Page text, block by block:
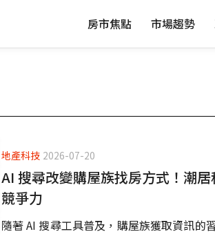
房市焦點 市場趨勢
地產科技 2026-07-20
AI 搜尋改變購屋族找房方式！潮
競爭力
隨著 AI 搜尋工具普及，購屋族獲取資訊的